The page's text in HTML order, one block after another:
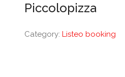
Piccolopizza
Category:Listeo booking